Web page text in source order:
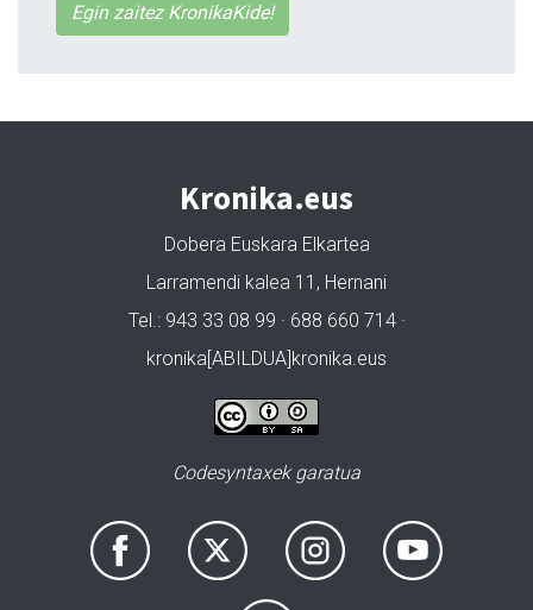
Egin zaitez KronikaKide!
Kronika.eus
Dobera Euskara Elkartea
Larramendi kalea 11, Hernani
Tel.: 943 33 08 99 · 688 660 714 ·
kronika[ABILDUA]kronika.eus
Codesyntaxek garatua